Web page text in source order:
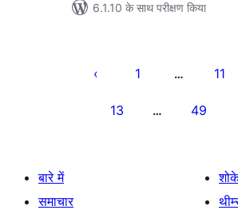
6.1.10 के साथ परीक्षण किया
पेजिनेशन
1 … 11
13 … 49
बारे में
समाचार